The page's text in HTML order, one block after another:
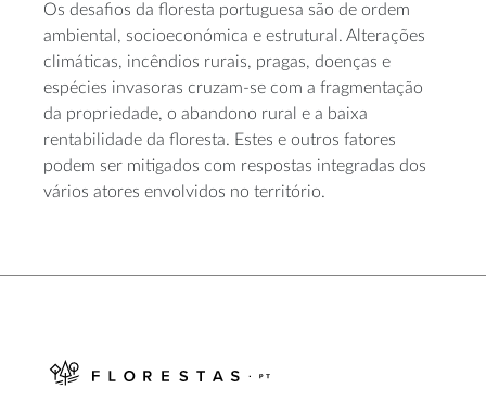
Os desafios da floresta portuguesa são de ordem
ambiental, socioeconómica e estrutural. Alterações
climáticas, incêndios rurais, pragas, doenças e
espécies invasoras cruzam-se com a fragmentação
da propriedade, o abandono rural e a baixa
rentabilidade da floresta. Estes e outros fatores
podem ser mitigados com respostas integradas dos
vários atores envolvidos no território.